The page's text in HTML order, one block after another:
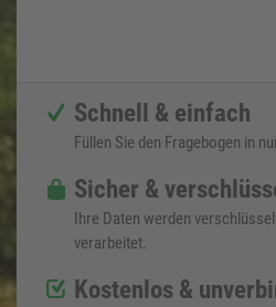
Schnell & einfach
Füllen Sie den Fragebogen in
Sicher &
Ihre Daten werden
verarbeitet.
Kostenlos &